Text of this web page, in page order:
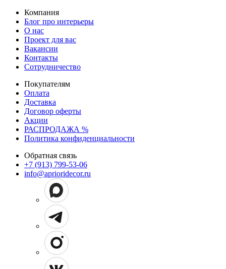
Компания
Блог про интерьеры
О нас
Проект для вас
Вакансии
Контакты
Сотрудничество
Покупателям
Оплата
Доставка
Договор оферты
Акции
РАСПРОДАЖА %
Политика конфиденциальности
Обратная связь
+7 (913) 799-53-06
info@aprioridecor.ru